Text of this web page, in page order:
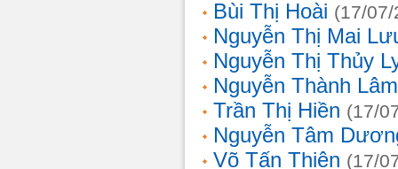
Bùi Thị Hoài (17/
Nguyễn Thị Mai
Nguyễn Thị Thủy
Nguyễn Thành Lâm
Trần Thị Hiền (17/
Nguyễn Tâm
Võ Tấn Thiện (17/